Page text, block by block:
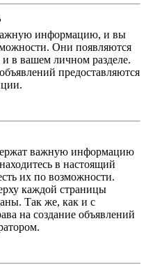
информацию, и вы
Они появляются
в вашем личном разделе.
предоставляются
важную информацию
в настоящий
их по возможности.
каждой страницы
Так же, как и с
на создание объявлений